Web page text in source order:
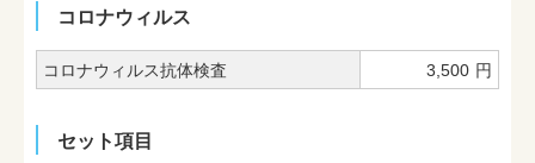
コロナウィルス
コロナウィルス抗体検査 3,500 円
セット項目